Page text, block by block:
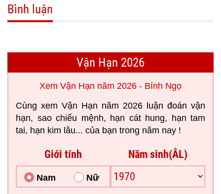
Bình luận
Vận Hạn 2026
Xem Vận Hạn năm 2026 - Bính Ngọ
Cùng xem Vận Hạn năm 2026 luận đoán vận
hạn, sao chiếu mệnh, hạn cát hung, hạn tam
tai, hạn kim lâu... của bạn trong năm nay !
Giới tính
Nam Nữ
Năm sinh(ÂL)